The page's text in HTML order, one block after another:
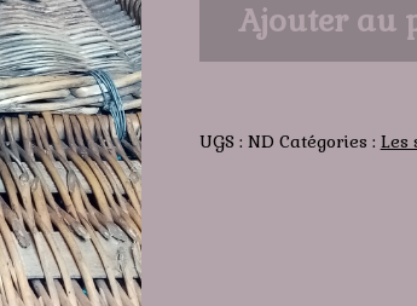
Pop
Ajouter au
UGS : ND Catégories : Les